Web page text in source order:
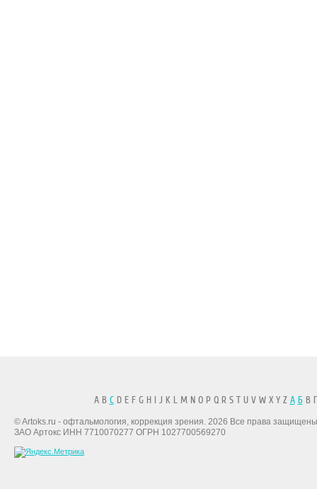
A B CD E F G H I J K L M N O P Q R S T U V W X Y Z А БВ
© Artoks.ru - офтальмология, коррекция зрения. 2026 Все права
ЗАО Артокс ИНН 7710070277 ОГРН 1027700569270